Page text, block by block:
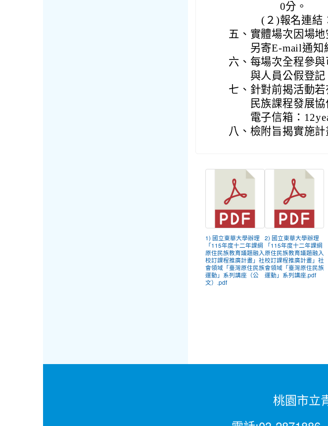
0分。
(２)報名連結
五、 實體場次因場
另寄E-mail通知
六、 每場次全程參
與人員公假登記
七、 針對前揭活動
民族課程發展
電子信箱：
八、 檢附旨揭實施計
1) 國立東華大學辦理
「115年度十二年課綱
原住民族教育議題融入
校訂課程推廣計畫」社
會領域「臺灣原住民族
運動」系列講座（公
文）.pdf
2) 國立東華大學辦理
「115年度十二年課綱
原住民族教育議題融入
校訂課程推廣計畫」社
會領域「臺灣原住民族
運動」系列講座.pdf
桃園市立